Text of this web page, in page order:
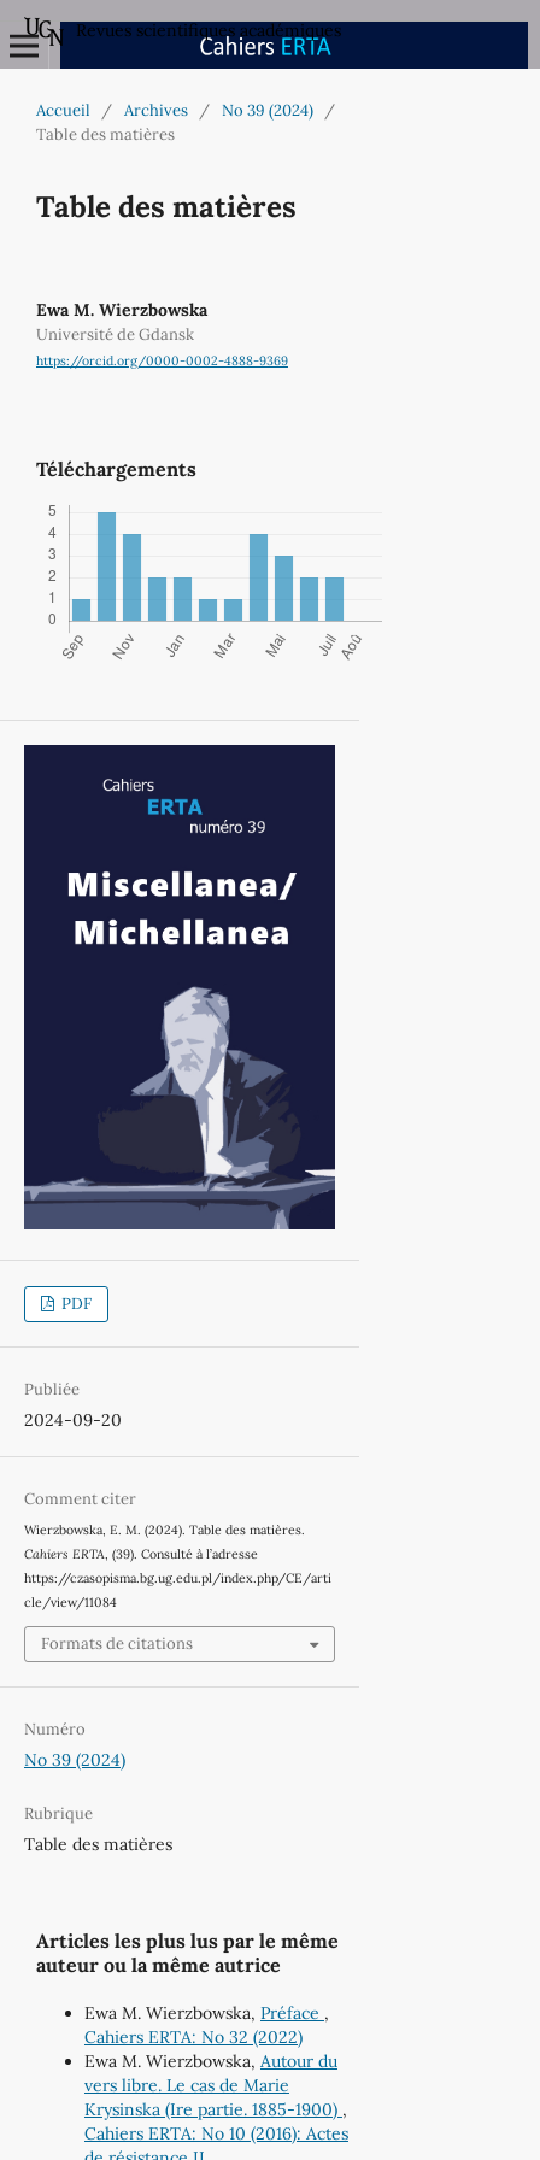
Revues scientifiques académiques
Accueil / Archives / No 39 (2024)
/
Table des matières
Table des matières
Ewa M. Wierzbowska
Université de Gdansk
https://orcid.org/0000-0002-4888-9369
Téléchargements
PDF
Publiée
2024-09-20
Comment citer
Wierzbowska, E. M. (2024). Table des matières.
Cahiers ERTA , (39). Consulté à l’adresse
https://czasopisma.bg.ug.edu.pl/index.php/CE/arti
cle/view/11084
Formats de citations
Numéro
No 39 (2024)
Rubrique
Table des matières
Articles les plus lus par le même
auteur ou la même autrice
Ewa M. Wierzbowska, Préface ,
Cahiers ERTA: No 32 (2022)
Ewa M. Wierzbowska, Autour du
vers libre. Le cas de Marie
Krysinska (Ire partie. 1885-1900) ,
Cahiers ERTA: No 10 (2016): Actes